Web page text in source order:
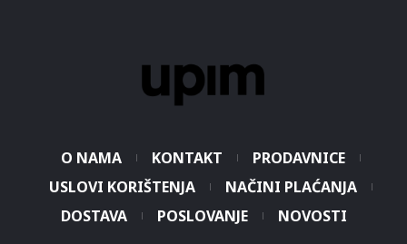
O NAMA KONTAKT
PRODAVNICE
USLOVI KORIŠTENJA
NAČINI PLAĆANJA
DOSTAVA
POSLOVANJE NOVOSTI